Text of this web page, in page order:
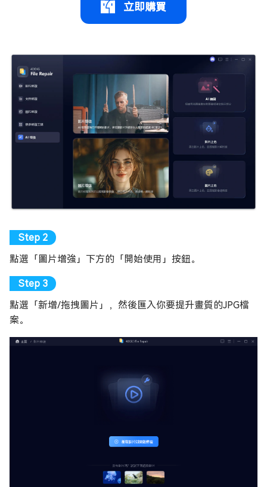
立即購買
點選「圖片增強」下方的「開始使用」按鈕。
點選「新增/拖拽圖片」，然後匯入你要提升畫質的JPG檔
案。